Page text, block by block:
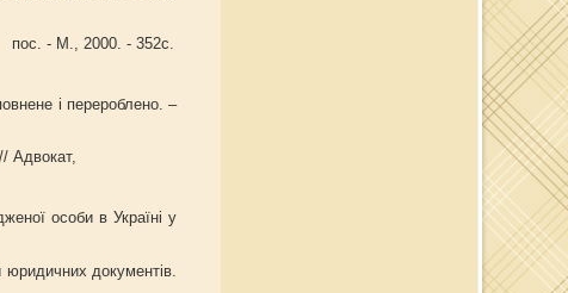
пос. - М., 2000. - 352с.
і перероблено. –
Адвокат,
особи в Україні у
документів.